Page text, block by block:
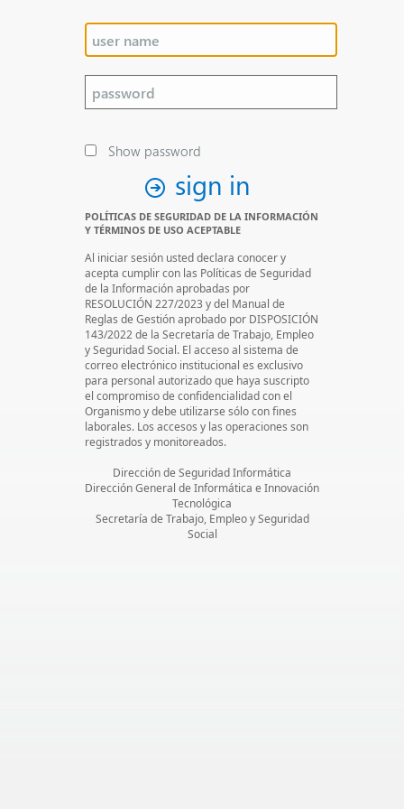
Show password
sign in
POLÍTICAS DE SEGURIDAD DE LA INFORMACIÓN
Y TÉRMINOS DE USO ACEPTABLE
Al iniciar sesión usted declara conocer y
acepta cumplir con las Políticas de Seguridad
de la Información aprobadas por
RESOLUCIÓN 227/2023 y del Manual de
Reglas de Gestión aprobado por DISPOSICIÓN
143/2022 de la Secretaría de Trabajo, Empleo
y Seguridad Social. El acceso al sistema de
correo electrónico institucional es exclusivo
para personal autorizado que haya suscripto
el compromiso de confidencialidad con el
Organismo y debe utilizarse sólo con fines
laborales. Los accesos y las operaciones son
registrados y monitoreados.
Dirección de Seguridad Informática
Dirección General de Informática e Innovación
Tecnológica
Secretaría de Trabajo, Empleo y Seguridad
Social